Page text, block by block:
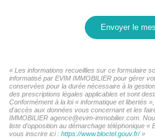
Envoyer le
« Les informations recueillies sur ce formulaire
informatisé par EVIM IMMOBILIER pour gérer
conservées pour la durée nécessaire à la
des prescriptions légales applicables et sont
Conformément à la loi « informatique et libertés
d'accès aux données vous concernant et les
IMMOBILIER agence@evim-immobilier.com.
liste d'opposition au démarchage téléphonique «
vous inscrire ici : https://www.bloctel.gouv.fr/»